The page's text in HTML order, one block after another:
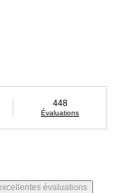
448
Évaluations
évaluations